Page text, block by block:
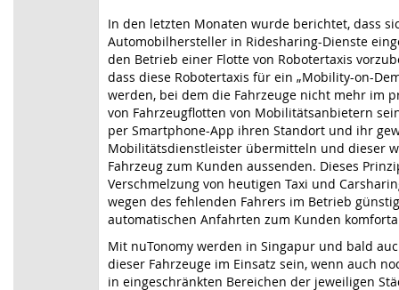
In den letzten Monaten wurde berichtet, dass
Automobilhersteller in Ridesharing-Dienste
den Betrieb einer Flotte von Robotertaxis
dass diese Robotertaxis für ein „Mobility-on-
werden, bei dem die Fahrzeuge nicht mehr im
von Fahrzeugflotten von Mobilitätsanbietern
per Smartphone-App ihren Standort und ihr
Mobilitätsdienstleister übermitteln und dieser
Fahrzeug zum Kunden aussenden. Dieses
Verschmelzung von heutigen Taxi und
wegen des fehlenden Fahrers im Betrieb
automatischen Anfahrten zum Kunden
Mit nuTonomy werden in Singapur und bald
dieser Fahrzeuge im Einsatz sein, wenn auch
in eingeschränkten Bereichen der jeweiligen